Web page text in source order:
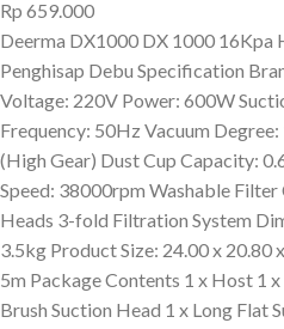
Rp 659.000
Deerma DX1000 DX 1000 16Kpa
Penghisap Debu Specification
Voltage: 220V Power: 600W
Frequency: 50Hz Vacuum
(High Gear) Dust Cup Capacity:
Speed: 38000rpm Washable
Heads 3-fold Filtration System
3.5kg Product Size: 24.00 x 20.80
5m Package Contents 1 x Host 1
Brush Suction Head 1 x Long Flat